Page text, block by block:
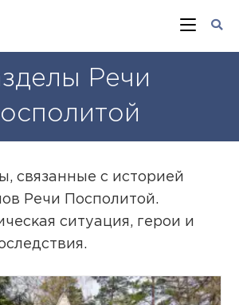
Речи
связанные с историей
Речи Посполитой.
ситуация, герои и